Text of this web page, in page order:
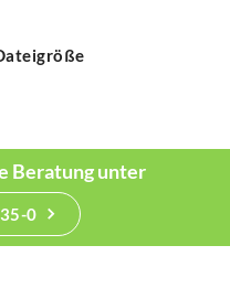
Beratung unter
0